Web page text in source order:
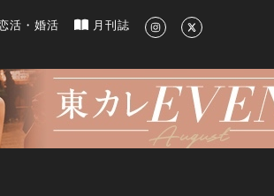
ルメ、洗練されたライフスタイル情報
活・婚活 月刊誌